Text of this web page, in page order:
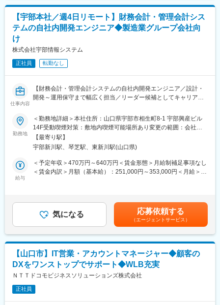
コミュニケ－ションを取りながら仕事ができます。
■部署で利用している言語：
VB.NETとなりますが、顧客希望や現行の保守システムにより様々
基幹システム SAPの場合は、ABAPを使用しての開発が主となり
つかってツール作成などを行っております。
◎Windows（サーバ、クライアント）
◎統合環境：Visual Studio
◎Web サーバ：Internet Information Server
◎DBサーバ：SQL Server, Oracle
◎DBツール：SQL Server Management Studio、SI
ObjectBrowser
変更の範囲：当社業務全般
当を含めた表記です。
【宇部本社／週4日リモート】財務会計・管理会計シス
テムの自社内開発エンジニア◆製造業グループ会社向
け
株式会社宇部情報システム
正社員 転勤なし
仕事内容
【財務会計・管理会計システムの自社内開発エンジニア／設計・
開発～運用保守まで幅広く担当／リーダー候補としてキャリアア
■業務概要
当社は製造業グループ会社向けに、財務会計・管理会計領域の基
幹システム（ERP）の設計、開発、運用、保守を担っています。
市販パッケージのカスタマイズやアドオン開発、また.Netフレー
ムワークを用いたスクラッチ開発により、お客様の多様なニーズ
に応じたシステム構築・維持管理を行います。
■業務詳細
Oracleなどの技術を活かし、会計領域システムの要件定義から実
装、運用まで幅広く担当。ユーザーとの直接折衝や課題解決を通
じて、実務を深く理解しながらシステムの最適化を推進します。
■扱うサービス
財務会計・管理会計システム（ERP）、市販パッケージのカスタ
マイズ、スクラッチ開発。
■組織構成
リーダー、エンジニアなど複数名体制。将来はリーダーやPMとし
て組織を牽引できる人材を目指せます。
■業務の魅力
勤務地
＜勤務地詳細＞本社住所：山口県宇部市相生町8-1 宇部興産ビル
14F受動喫煙対策：敷地内喫煙可能場所あり変更の範囲：会社の
定める事業所
【最寄り駅】
宇部新川駅、琴芝駅、東新川駅(山口県)
給与
＜予定年収＞470万円～640万円＜賃金形態＞月給制補足事項なし
＜賃金内訳＞月額（基本給）：251,000円～353,000円＜月給＞
住宅手当、残業手当は含みません。賃金はあくまでも目安の金額
であり、選考を通じて上下する可能性があります。月給(月額)は固
定手当を含めた表記です。
気になる 応募依頼する
（エージェントサービス）
【山口市】IT営業・アカウントマネージャー◆顧客の
DXをワンストップでサポート◆WLB充実
ＮＴＴドコモビジネスソリューションズ株式会社
正社員